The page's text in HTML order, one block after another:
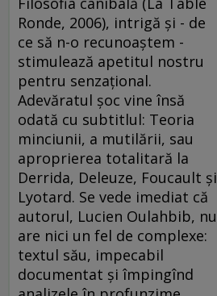
Ronde, 2006), intrigă şi - de
ce să n-o recunoaştem -
stimulează apetitul nostru
pentru senzaţional.
Adevăratul şoc vine însă
odată cu subtitlul: Teoria
minciunii, a mutilării, sau
aproprierea totalitară la
Derrida, Deleuze, Foucault şi
Lyotard. Se vede imediat că
autorul, Lucien Oulahbib, nu
are nici un fel de complexe:
textul său, impecabil
documentat şi împingînd